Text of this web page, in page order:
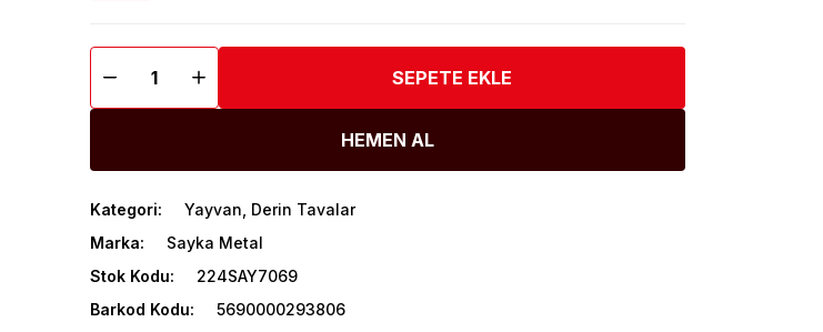
SEPETE EKLE
HEMEN AL
Kategori
Yayvan, Derin Tavalar
Marka
Sayka Metal
Stok Kodu
224SAY7069
Barkod Kodu
5690000293806